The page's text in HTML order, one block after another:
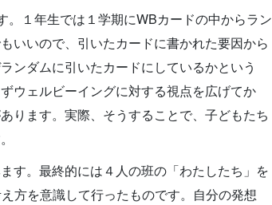
１年生では１学期にWBカードの中からラン
いいので、引いたカードに書かれた要因から
ンダムに引いたカードにしているかという
ウェルビーイングに対する視点を広げてか
ります。実際、そうすることで、子どもたち
す。最終的には４人の班の「わたしたち」を
方を意識して行ったものです。自分の発想